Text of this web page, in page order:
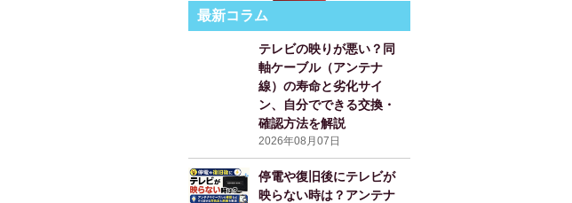
最新コラム
テレビの映りが悪い？同
軸ケーブル（アンテナ
線）の寿命と劣化サイ
ン、自分でできる交換・
確認方法を解説
2026年08月07日
停電や復旧後にテレビが
映らない時は？アンテナ